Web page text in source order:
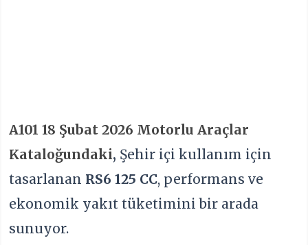
A10118 Şubat 2026 Motorlu Araçlar
Kataloğundaki, Şehir içi kullanım için
tasarlanan RS6 125 CC, performans ve
ekonomik yakıt tüketimini bir arada
sunuyor.